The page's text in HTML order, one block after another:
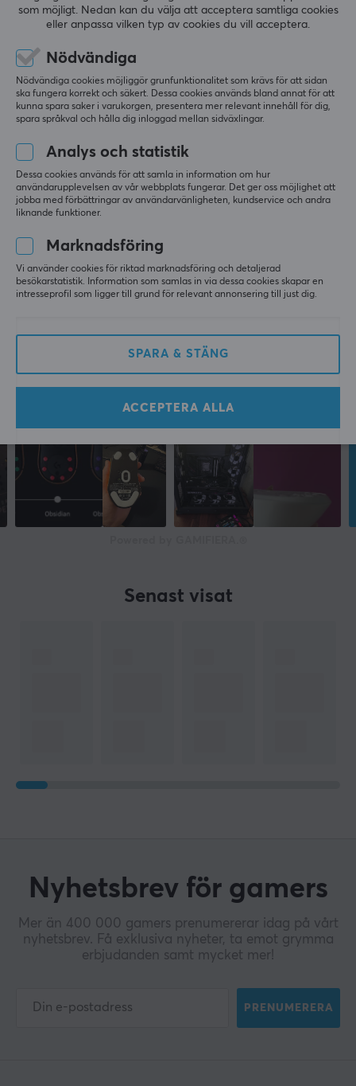
Producentens garanti
0.0
Baserat på 0 recensioner
5
0%
3
0%
2
0%
1
Mer från vårt Community
Senast visat
Nyhetsbrev för gamers
Mer än 400 000 gamers prenumererar idag på vårt
nyhetsbrev. Få exklusiva nyheter, ta emot grymma
erbjudanden samt mycket mer!
PRENUMERERA
som möjligt. Nedan kan du välja att acceptera samtliga cookies
eller anpassa vilken typ av cookies du vill acceptera.
Nödvändiga
Nödvändiga cookies möjliggör grunfunktionalitet som krävs för att sidan
ska fungera korrekt och säkert. Dessa cookies används bland annat för att
kunna spara saker i varukorgen, presentera mer relevant innehåll för dig,
spara språkval och hålla dig inloggad mellan sidväxlingar.
Analys och statistik
Dessa cookies används för att samla in information om hur
användarupplevelsen av vår webbplats fungerar. Det ger oss möjlighet att
jobba med förbättringar av användarvänligheten, kundservice och andra
liknande funktioner.
Marknadsföring
Vi använder cookies för riktad marknadsföring och detaljerad
besökarstatistik. Information som samlas in via dessa cookies skapar en
intresseprofil som ligger till grund för relevant annonsering till just dig.
SPARA & STÄNG
ACCEPTERA ALLA